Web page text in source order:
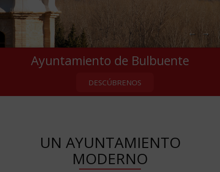
← →
Ayuntamiento de Bulbuente
DESCÚBRENOS
UN AYUNTAMIENTO
MODERNO